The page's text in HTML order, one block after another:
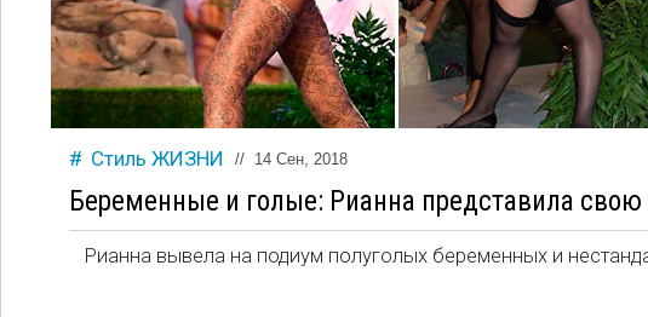
Стиль ЖИЗНИ // 14 Сен, 2018
Беременные и голые: Рианна представила
Рианна вывела на подиум полуголых беременных и